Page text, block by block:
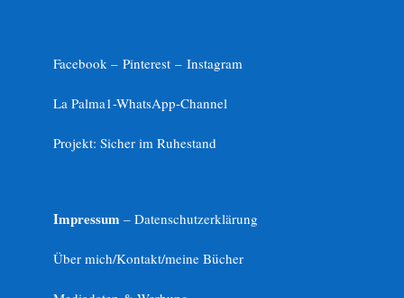
Facebook – Pinterest – Instagram
La Palma1-WhatsApp-Channel
Projekt: Sicher im Ruhestand
Impressum – Datenschutzerklärung
Über mich/Kontakt/meine Bücher